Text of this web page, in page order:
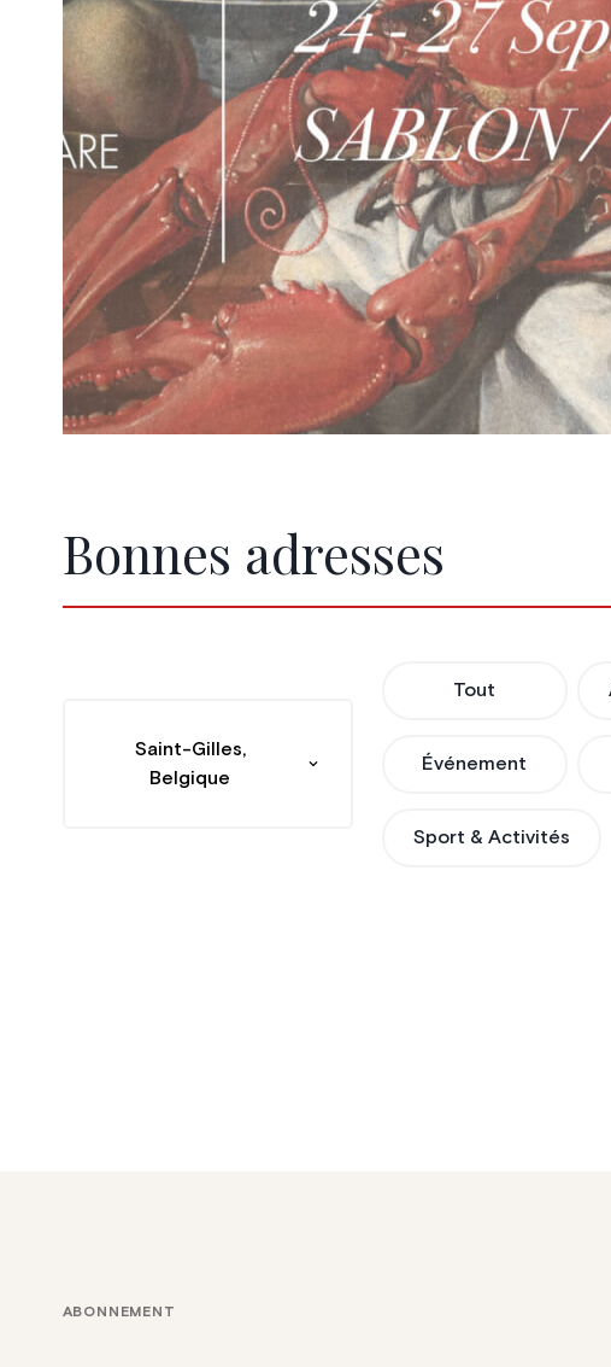
Bonnes adresses
Saint-Gilles,
Belgique
Tout
Événement
Sport & Activités
ABONNEMENT